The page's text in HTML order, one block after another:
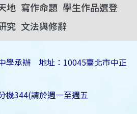
地 寫作命題 學生作品選登
究 文法與修辭
學承辦 地址：10045臺北市中正
機344(請於週一至週五